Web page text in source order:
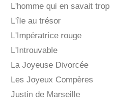
L'homme qui en savait trop
L'île au trésor
L'Impératrice rouge
L'Introuvable
La Joyeuse Divorcée
Les Joyeux Compères
Justin de Marseille